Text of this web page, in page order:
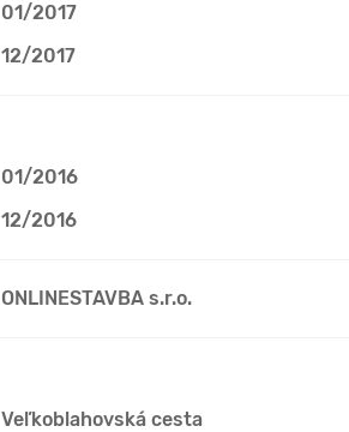
01/2017
12/2017
01/2016
12/2016
ONLINESTAVBA s.r.o.
Veľkoblahovská cesta